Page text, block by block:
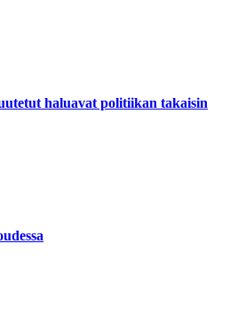
haluavat politiikan takaisin